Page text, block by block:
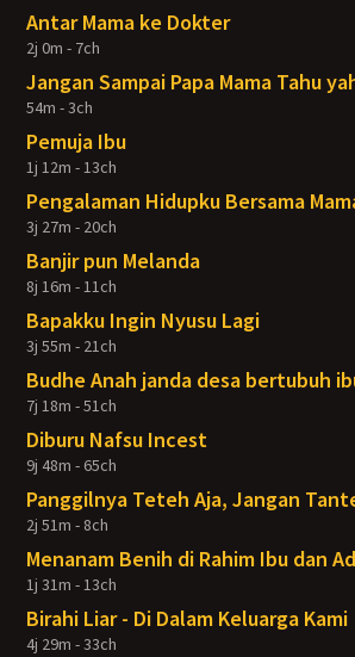
Antar Mama ke Dokter
2j 0m - 7ch
Jangan Sampai Papa Mama Tahu
54m - 3ch
Pemuja Ibu
1j 12m - 13ch
Pengalaman Hidupku Bersama
3j 27m - 20ch
Banjir pun Melanda
8j 16m - 11ch
Bapakku Ingin Nyusu Lagi
3j 55m - 21ch
Budhe Anah janda desa bertubuh
7j 18m - 51ch
Diburu Nafsu Incest
9j 48m - 65ch
Panggilnya Teteh Aja, Jangan
2j 51m - 8ch
Menanam Benih di Rahim Ibu dan
1j 31m - 13ch
Birahi Liar - Di Dalam Keluarga Kami
4j 29m - 33ch